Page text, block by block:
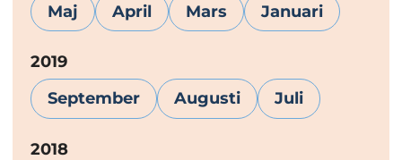
Maj April Mars Januari
År:
2019
September
Augusti Juli
År:
2018